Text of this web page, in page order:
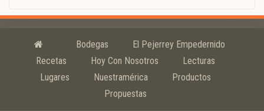
Bodegas
El Pejerrey Empedernido
Recetas
Hoy Con Nosotros
Lecturas
Lugares
Nuestramérica
Productos
Propuestas